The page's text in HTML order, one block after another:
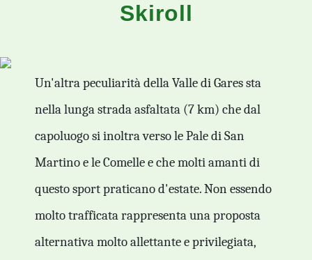
Skiroll
Un'altra peculiarità della Valle di Gares sta
nella lunga strada asfaltata (7 km) che dal
capoluogo si inoltra verso le Pale di San
Martino e le Comelle e che molti amanti di
questo sport praticano d'estate. Non essendo
molto trafficata rappresenta una proposta
alternativa molto allettante e privilegiata,